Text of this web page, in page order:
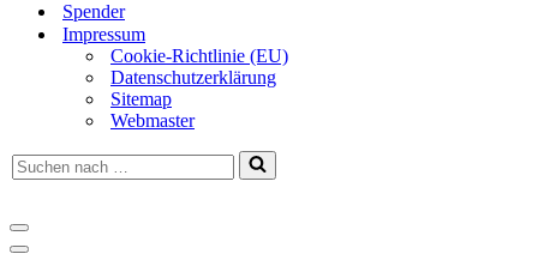
Spender
Impressum
Cookie-Richtlinie (EU)
Datenschutzerklärung
Sitemap
Webmaster
Suchen
nach …
Navigationsmenü
Navigationsmenü